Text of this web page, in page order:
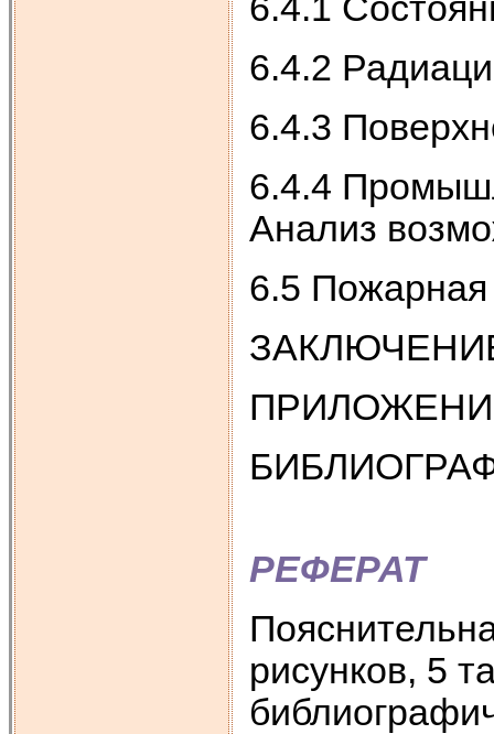
6.4.2
6.4.3
6.4.4
Анализ
6.5 Пожарная
РЕФЕРАТ
рисунков, 5